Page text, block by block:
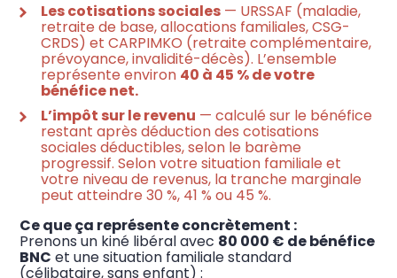
Les cotisations sociales — URSSAF (maladie,
retraite de base, allocations familiales, CSG-
CRDS) et CARPIMKO (retraite complémentaire,
prévoyance, invalidité-décès). L’ensemble
représente environ 40 à 45 % de votre
bénéfice net.
L’impôt sur le revenu — calculé sur le bénéfice
restant après déduction des cotisations
sociales déductibles, selon le barème
progressif. Selon votre situation familiale et
votre niveau de revenus, la tranche marginale
peut atteindre 30 %, 41 % ou 45 %.
Ce que ça représente concrètement :
Prenons un kiné libéral avec 80 000 € de bénéfice
BNC et une situation familiale standard
(célibataire, sans enfant) :